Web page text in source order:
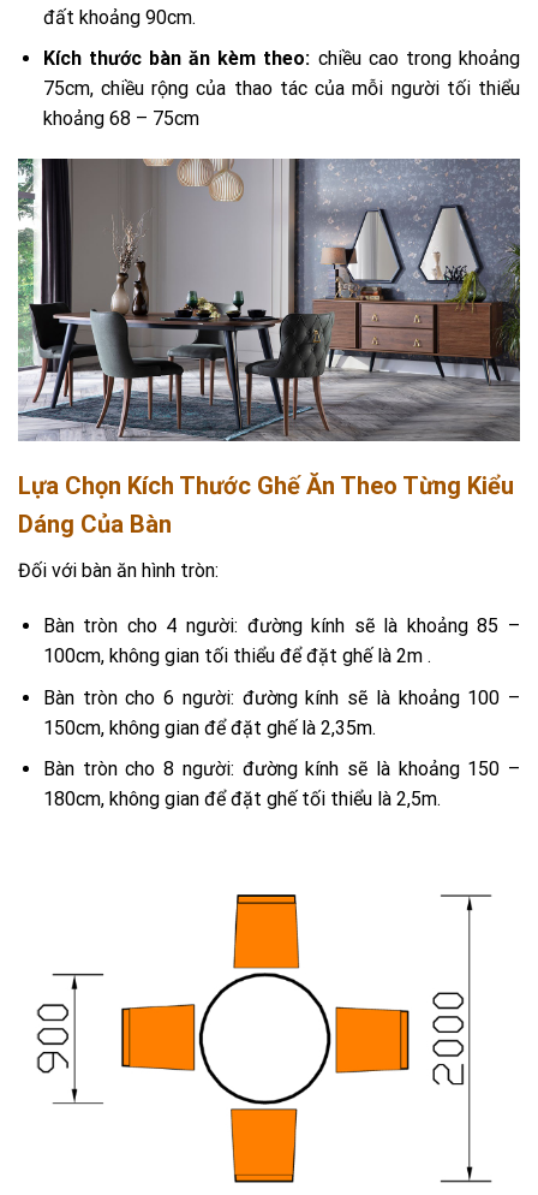
đất khoảng 90cm.
Kích thước bàn ăn kèm theo: chiều cao trong khoảng
75cm, chiều rộng của thao tác của mỗi người tối thiểu
khoảng 68 – 75cm
Lựa Chọn Kích Thước Ghế Ăn Theo Từng Kiểu
Dáng Của Bàn
Đối với bàn ăn hình tròn:
Bàn tròn cho 4 người: đường kính sẽ là khoảng 85 –
100cm, không gian tối thiểu để đặt ghế là 2m .
Bàn tròn cho 6 người: đường kính sẽ là khoảng 100 –
150cm, không gian để đặt ghế là 2,35m.
Bàn tròn cho 8 người: đường kính sẽ là khoảng 150 –
180cm, không gian để đặt ghế tối thiểu là 2,5m.